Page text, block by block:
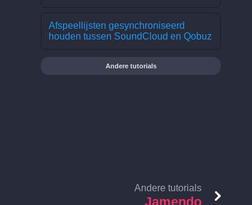
Afspeellijsten gesynchroniseerd
houden tussen SoundCloud en Qobuz
Andere tutorials
Andere tutorials
Jamendo